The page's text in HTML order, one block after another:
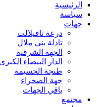
الرئيسية
سياسة
جهات
درعة تافيلالت
تادلة بني ملال
الجهة الشرقية
الدار البيضاء الكبرى
طنجة الحسيمة
جهة الصحراء
باقي الجهات
مجتمع